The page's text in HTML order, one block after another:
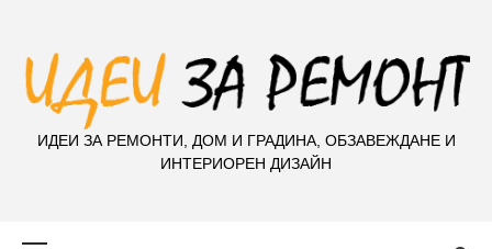
ИДЕИ ЗА РЕМОНТИ, ДОМ И ГРАДИНА, ОБЗАВЕЖДАНЕ И
ИНТЕРИОРЕН ДИЗАЙН